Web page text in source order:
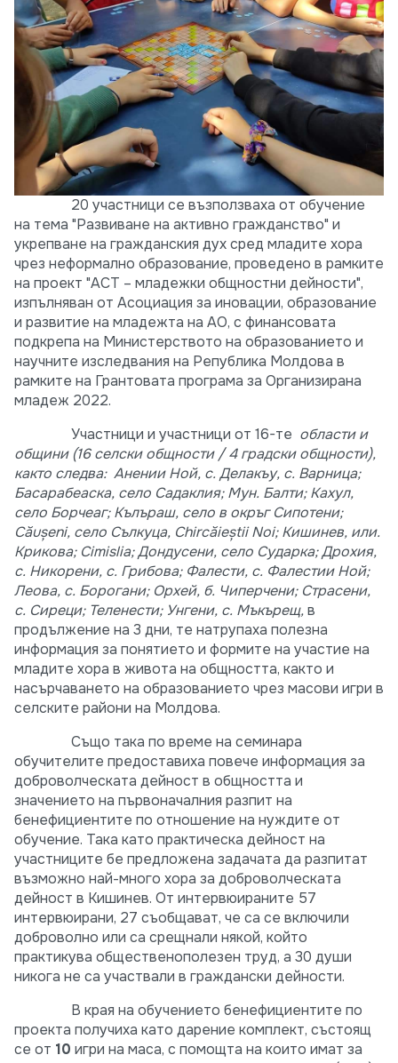
20 участници се възползваха от обучение
на тема "Развиване на активно гражданство" и
укрепване на гражданския дух сред младите хора
чрез неформално образование, проведено в рамките
на проект "ACT – младежки общностни дейности",
изпълняван от Асоциация за иновации, образование
и развитие на младежта на АО, с финансовата
подкрепа на Министерството на образованието и
научните изследвания на Република Молдова в
рамките на Грантовата програма за Организирана
младеж 2022.
Участници и участници от 16-те области и
общини (16 селски общности / 4 градски общности),
както следва: Анении Ной, с. Делакъу, с. Варница;
Басарабеаска, село Садаклия; Мун. Балти; Кахул,
село Борчеаг; Кълъраш, село в окръг Сипотени;
Căuşeni, село Сълкуца, Chircăieştii Noi; Кишинев, или.
Крикова; Cimislia; Дондусени, село Сударка; Дрохия,
с. Никорени, с. Грибова; Фалести, с. Фалестии Ной;
Леова, с. Борогани; Орхей, б. Чиперчени; Страсени,
с. Сиреци; Теленести; Унгени, с. Мъкърещ,в
продължение на 3 дни, те натрупаха полезна
информация за понятието и формите на участие на
младите хора в живота на общността, както и
насърчаването на образованието чрез масови игри в
селските райони на Молдова.
Също така по време на семинара
обучителите предоставиха повече информация за
доброволческата дейност в общността и
значението на първоначалния разпит на
бенефициентите по отношение на нуждите от
обучение. Така като практическа дейност на
участниците бе предложена задачата да разпитат
възможно най-много хора за доброволческата
дейност в Кишинев. От интервюираните 57
интервюирани, 27 съобщават, че са се включили
доброволно или са срещнали някой, който
практикува общественополезен труд, а 30 души
никога не са участвали в граждански дейности.
В края на обучението бенефициентите по
проекта получиха като дарение комплект, състоящ
се от 10 игри на маса, с помощта на които имат за